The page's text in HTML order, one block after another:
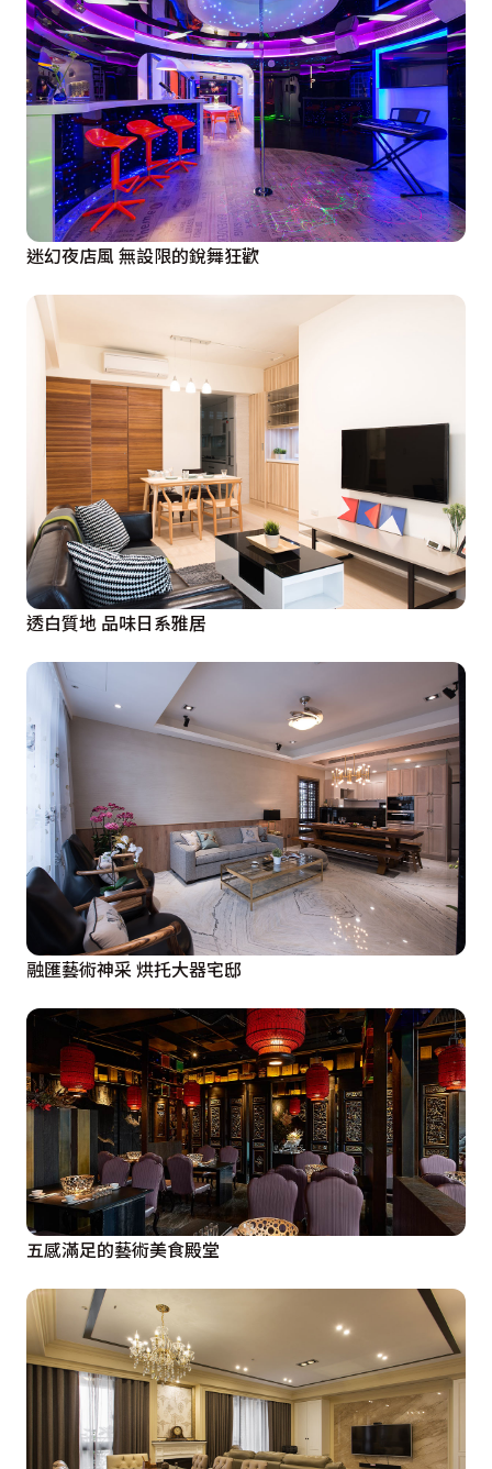
迷幻夜店風 無設限的銳舞狂歡
透白質地 品味日系雅居
融匯藝術神采 烘托大器宅邸
五感滿足的藝術美食殿堂